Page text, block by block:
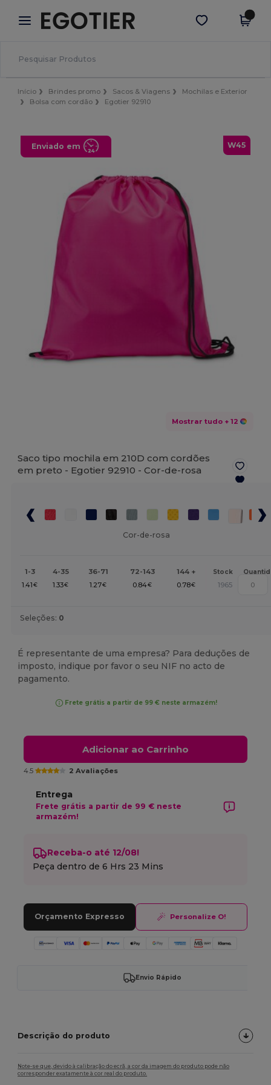
× App Egotier
Melhores preços na app!
Obter app
Início Brindes promo Sacos & Viagens
Mochilas e Exterior
Bolsa com cordão
Egotier 92910
W45
Enviado em
Mostrar tudo + 12
Saco tipo mochila em 210D com cordões
em preto - Egotier 92910 -Cor-de-rosa
Cor-de-rosa
1-3 4-35 36-71 72-143 144 + Stock
1.41 € 1.33€ 1.27€ 0.84€ 0.78€ 1965
Seleções: 0
É representante de uma empresa? Para deduções de
imposto, indique por favor o seu NIF no acto de
pagamento.
Frete grátis a partir de 99 € neste armazém!
Adicionar ao Carrinho
4.5 2 Avaliações
Entrega
Frete grátis a partir de 99 € neste
armazém!
Receba-o até 12/08!
Peça dentro de6 Hrs 23 Mins
Orçamento Expresso Personalize O!
Envio Rápido
Descrição do produto
Note-se que, devido à calibração do ecrã, a cor da imagem do produto pode não
corresponder exatamente à cor real do produto.